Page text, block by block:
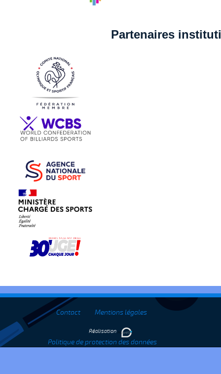
Partenaires
Contact Mentions légales
Politique de protection des données
Réalisation